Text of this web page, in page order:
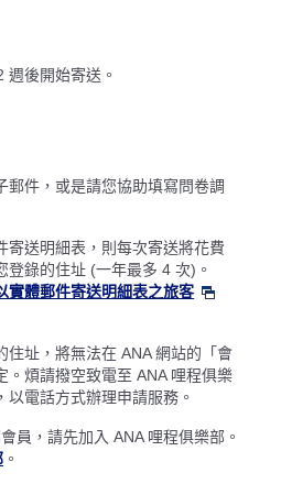
週後開始寄送。
郵件，或是請您協助填寫問卷調
寄送明細表，則每次寄送將花費
登錄的住址 (一年最多 4 次)。
實體郵件寄送明細表之旅客
住址，將無法在 ANA 網站的「會
。煩請撥空致電至 ANA 哩程俱樂
以電話方式辦理申請服務。
員，請先加入 ANA 哩程俱樂部。
。